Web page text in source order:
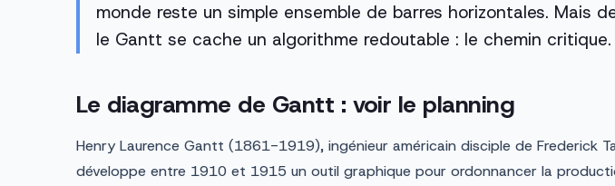
monde reste un simple ensemble de barres horizontales. Mais
le Gantt se cache un algorithme redoutable : le chemin critique.
Le diagramme de Gantt : voir le planning
Henry Laurence Gantt (1861-1919), ingénieur américain disciple de Frederick
développe entre 1910 et 1915 un outil graphique pour ordonnancer la